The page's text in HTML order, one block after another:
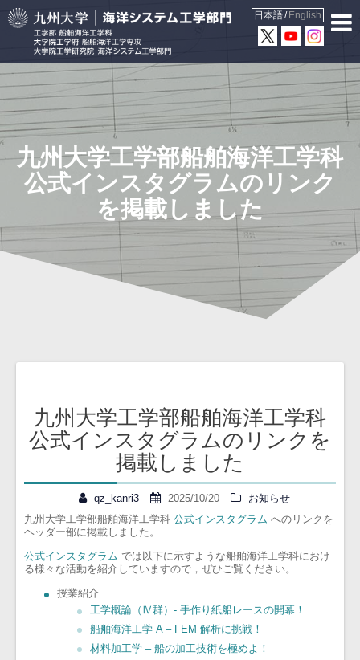
English
日本語
九州大学工学部船舶海洋工学科
公式インスタグラムのリンク
を掲載しました
九州大学工学部船舶海洋工学科
公式インスタグラムのリンクを
掲載しました
qz_kanri3 2025/10/20
お知らせ
九州大学工学部船舶海洋工学科 公式インスタグラム へのリンクを
ヘッダー部に掲載しました。
公式インスタグラム では以下に示すような船舶海洋工学科におけ
る様々な活動を紹介していますので，ぜひご覧ください。
授業紹介
工学概論（Ⅳ群）- 手作り紙船レースの開幕！
船舶海洋工学 A – FEM 解析に挑戦！
材料加工学 – 船の加工技術を極めよ！
稿
ナ
ゲ
ー
シ
ョ
ン